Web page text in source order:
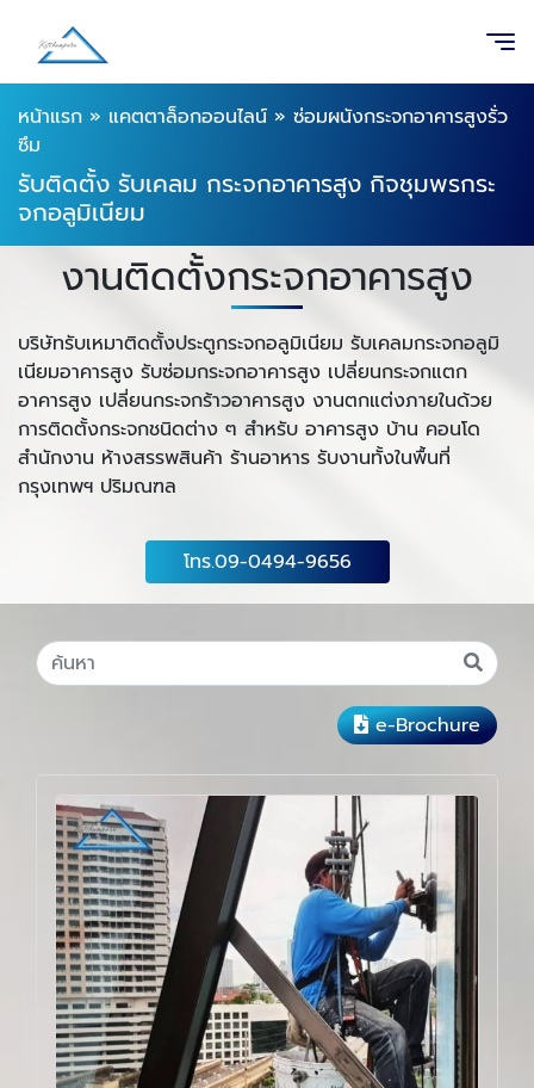
หน้าแรก » แคตตาล็อกออนไลน์ » ซ่อมผนังกระจกอาคารสูงรั่ว
ซึม
รับติดตั้ง รับเคลม กระจกอาคารสูง กิจชุมพรกระ
จกอลูมิเนียม
งานติดตั้งกระจกอาคารสูง
บริษัทรับเหมาติดตั้งประตูกระจกอลูมิเนียม รับเคลมกระจกอลูมิ
เนียมอาคารสูง รับซ่อมกระจกอาคารสูง เปลี่ยนกระจกแตก
อาคารสูง เปลี่ยนกระจกร้าวอาคารสูง งานตกแต่งภายในด้วย
การติดตั้งกระจกชนิดต่าง ๆ สำหรับ อาคารสูง บ้าน คอนโด
สำนักงาน ห้างสรรพสินค้า ร้านอาหาร รับงานทั้งในพื้นที่
กรุงเทพฯ ปริมณฑล
โทร.09-0494-9656
e-Brochure